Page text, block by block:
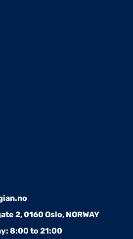
2, 0160 Oslo, NORWAY
8:00 to 21:00